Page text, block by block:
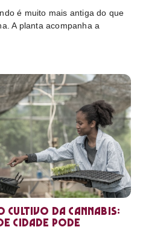
é muito mais antiga do que
A planta acompanha a
cultivo da cannabis:
cidade pode